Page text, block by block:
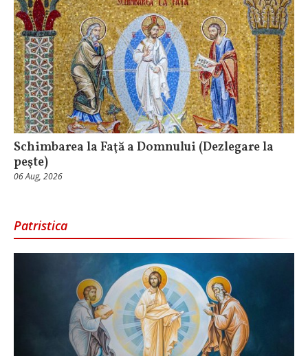
Schimbarea la Faţă a Domnului (Dezlegare la
peşte)
06 Aug, 2026
Patristica